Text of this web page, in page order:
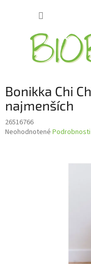
Bonikka Chi
najmenších
26516766
Priemerné
Neohodnotené